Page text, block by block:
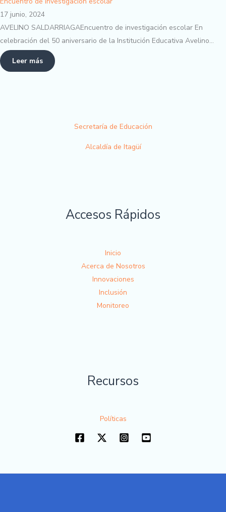
17 junio, 2024
AVELINO SALDARRIAGAEncuentro de investigación escolar En
celebración del 50 aniversario de la Institución Educativa Avelino…
Leer más
Secretaría de Educación
Alcaldía de Itagüí
Accesos Rápidos
Inicio
Acerca de Nosotros
Innovaciones
Inclusión
Monitoreo
Recursos
Políticas